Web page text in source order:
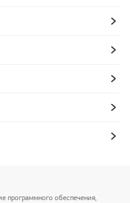
программного обеспечения,